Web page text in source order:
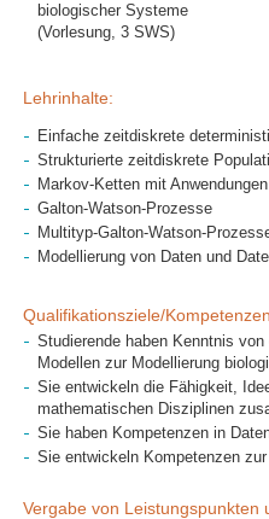
biologischer Systeme
(Vorlesung, 3 SWS)
Lehrinhalte:
Einfache zeitdiskrete
Strukturierte zeitdiskrete
Markov-Ketten mit Anwendungen
Galton-Watson-Prozesse
Multityp-Galton-Watson-
Modellierung von Daten und
Qualifikationsziele/
Studierende haben Kenntnis
Modellen zur Modellierung
Sie entwickeln die Fähigkeit,
mathematischen Disziplinen
Sie haben Kompetenzen in
Sie entwickeln Kompetenzen
Vergabe von Leistungspunkten